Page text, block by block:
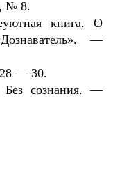
№ 8.
книга. О
—
— 30.
сознания. —